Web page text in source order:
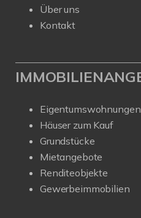
Über uns
Kontakt
Eigentumswohnungen
Häuser zum Kauf
Grundstücke
Mietangebote
Renditeobjekte
Gewerbeimmobilien